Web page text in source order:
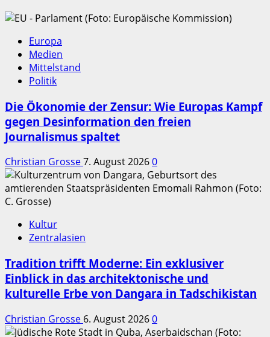
Europa
Medien
Mittelstand
Politik
Die Ökonomie der Zensur: Wie Europas Kampf
gegen Desinformation den freien
Journalismus spaltet
Christian Grosse7. August 20260
Kultur
Zentralasien
Tradition trifft Moderne: Ein exklusiver
Einblick in das architektonische und
kulturelle Erbe von Dangara in Tadschikistan
Christian Grosse 6. August 20260